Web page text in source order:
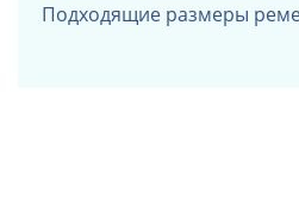
Подходящие размеры